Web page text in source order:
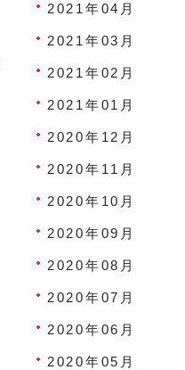
2021年04月
2021年03月
2021年02月
2021年01月
2020年12月
2020年11月
2020年10月
2020年09月
2020年08月
2020年07月
2020年06月
2020年05月